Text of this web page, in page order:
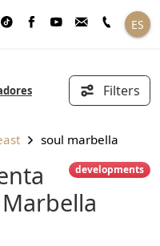
ES
Filters
soul marbella
developments